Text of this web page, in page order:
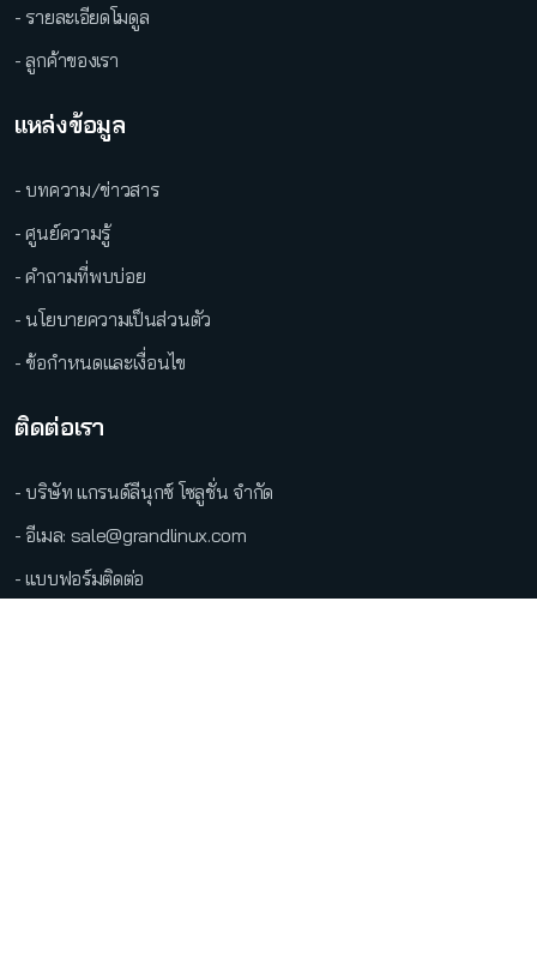
- รายละเอียดโมดูล
- ลูกค้าของเรา
แหล่งข้อมูล
- บทความ/ข่าวสาร
- ศูนย์ความรู้
- คำถามที่พบบ่อย
- นโยบายความเป็นส่วนตัว
- ข้อกำหนดและเงื่อนไข
ติดต่อเรา
- บริษัท แกรนด์ลีนุกซ์ โซลูชั่น จำกัด
- อีเมล: sale@grandlinux.com
- แบบฟอร์มติดต่อ